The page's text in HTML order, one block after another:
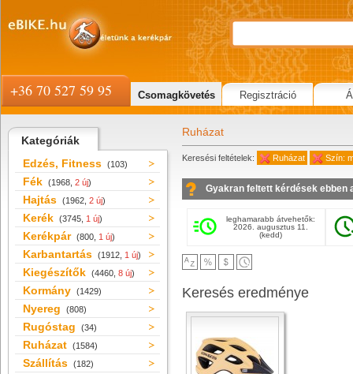
Kategóriák
Edzés, Fitness (103)
Fék (1968, 2 új)
Hajtás (1962, 2 új)
Kerék (3745, 1 új)
Kerékpár (800, 1 új)
Karbantartás (1912, 1 új)
Kiegészítők (4460, 8 új)
Kormány (1429)
Nyereg (808)
Rugóstag (34)
Ruházat (1584)
Szállítás (182)
Ruházat
Keresési feltételek: Ruházat Szín:
Gyakran feltett kérdések ebben
leghamarabb átvehetők:
2026. augusztus 11.
(kedd)
Keresés eredménye
+36 70 527 59 95 Csomagkövetés Regisztráció